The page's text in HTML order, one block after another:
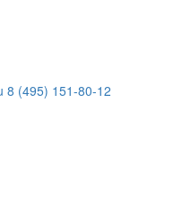
8 (495) 151-80-12